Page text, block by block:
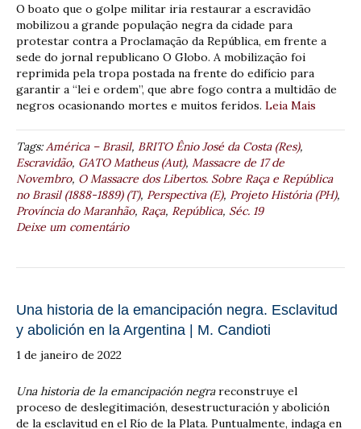
O boato que o golpe militar iria restaurar a escravidão
mobilizou a grande população negra da cidade para
protestar contra a Proclamação da República, em frente a
sede do jornal republicano O Globo. A mobilização foi
reprimida pela tropa postada na frente do edifício para
garantir a “lei e ordem”, que abre fogo contra a multidão de
negros ocasionando mortes e muitos feridos. Leia Mais
Tags:América – Brasil, BRITO Ênio José da Costa (Res),
Escravidão, GATO Matheus (Aut), Massacre de 17 de
Novembro, O Massacre dos Libertos. Sobre Raça e República
no Brasil (1888-1889) (T), Perspectiva (E), Projeto História (PH),
Província do Maranhão, Raça, República, Séc. 19
Deixe um comentário
Una historia de la emancipación negra. Esclavitud
y abolición en la Argentina | M. Candioti
1 de janeiro de 2022
Una historia de la emancipación negrareconstruye el
proceso de deslegitimación, desestructuración y abolición
de la esclavitud en el Río de la Plata. Puntualmente, indaga en